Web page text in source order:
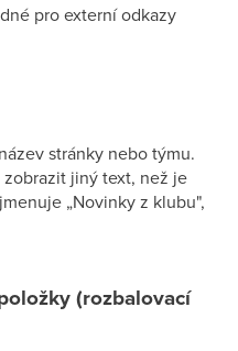
pro externí odkazy
stránky nebo týmu.
jiný text, než je
„Novinky z klubu",
(rozbalovací